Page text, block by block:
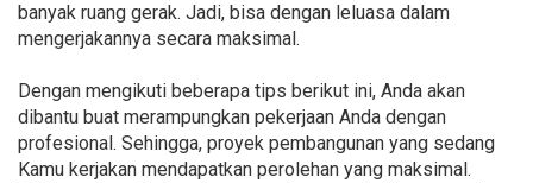
banyak ruang gerak. Jadi, bisa dengan leluasa dalam
mengerjakannya secara maksimal.
Dengan mengikuti beberapa tips berikut ini, Anda akan
dibantu buat merampungkan pekerjaan Anda dengan
profesional. Sehingga, proyek pembangunan yang sedang
Kamu kerjakan mendapatkan perolehan yang maksimal.